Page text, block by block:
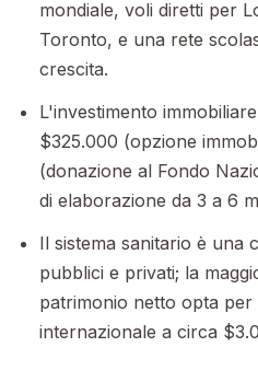
mondiale, voli diretti per
Toronto, e una rete
crescita.
L'investimento
$325.000 (opzione
(donazione al Fondo
di elaborazione da 3 a 6
Il sistema sanitario è una
pubblici e privati; la
patrimonio netto opta
internazionale a circa